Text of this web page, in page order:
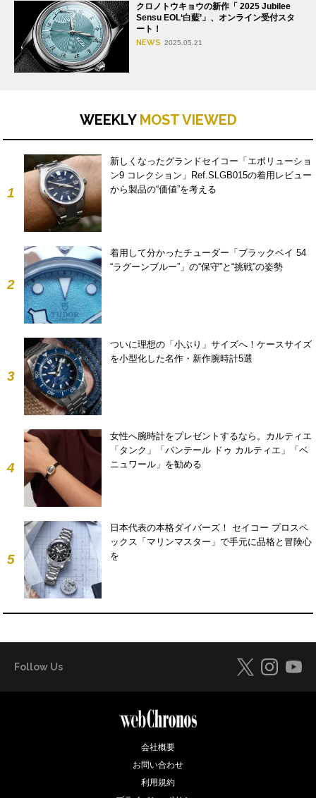
クロノトウキョウの新作「 2025 Jubilee
Sensu EOL‘白藍’」、オンライン受付スタ
ート！
NEWS 2025.05.21
WEEKLY MOST VIEWED
1
新しくなったグランドセイコー「エボリューショ
ン9 コレクション」Ref.SLGB015の着用レビュー
から製品の“価値”を考える
2
着用して分かったチューダー「ブラックベイ 54
“ラグーンブルー”」の“保守”と“挑戦”の姿勢
3
ついに理想の「小ぶり」サイズへ！ケースサイズ
を小型化した名作・新作腕時計5選
4
女性へ腕時計をプレゼントするなら。カルティエ
「タンク」「パンテール ドゥ カルティエ」「ベ
ニュワール」を勧める
5
日本代表の本格ダイバーズ！ セイコー プロスペ
ックス「マリンマスター」で手元に品格と冒険心
を
Follow Us
会社概要
お問い合わせ
利用規約